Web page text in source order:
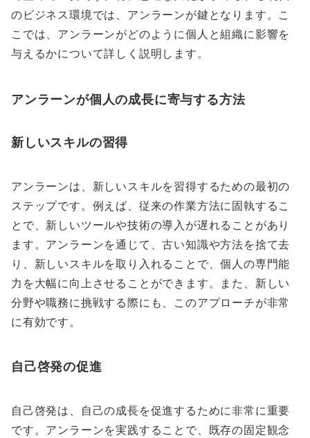
のビジネス環境では、アンラーンが鍵となります。こ
こでは、アンラーンがどのように個人と組織に影響を
与えるかについて詳しく説明します。
アンラーンが個人の成長に寄与する方法
新しいスキルの習得
アンラーンは、新しいスキルを習得するための最初の
ステップです。例えば、従来の作業方法に固執するこ
とで、新しいツールや技術の導入が遅れることがあり
ます。アンラーンを通じて、古い知識や方法を捨て去
り、新しいスキルを取り入れることで、個人の専門能
力を大幅に向上させることができます。また、新しい
分野や職務に挑戦する際にも、このアプローチが非常
に有効です。
自己啓発の促進
自己啓発は、自己の成長を促進するために非常に重要
です。アンラーンを実践することで、既存の固定観念